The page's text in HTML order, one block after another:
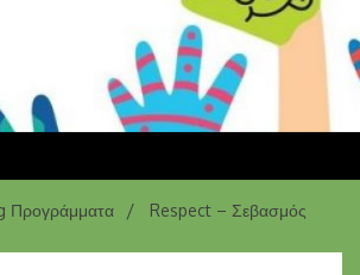
Προγράμματα Respect – Σεβασμός